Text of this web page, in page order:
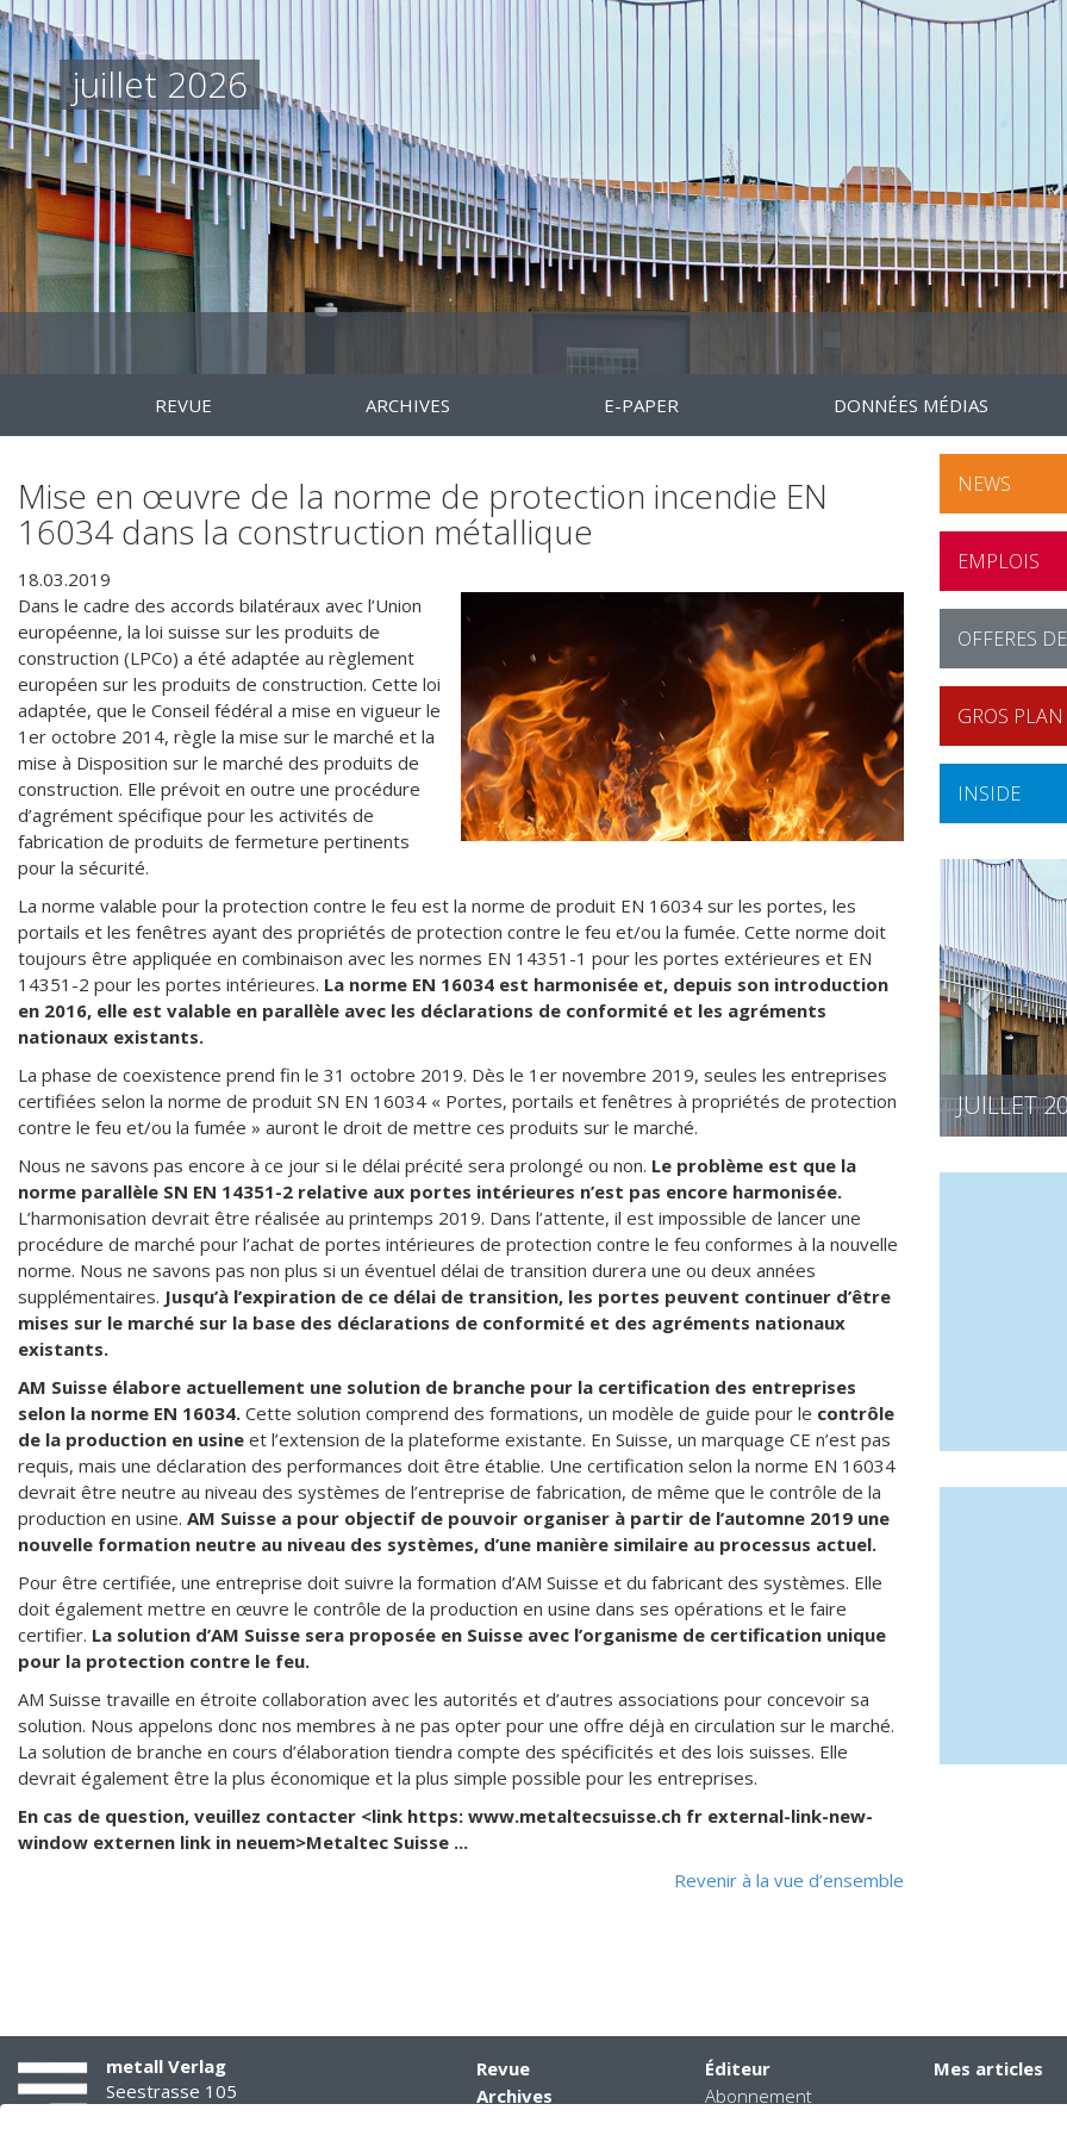
juillet 2026
REVUE ARCHIVES E-PAPER DONNÉES MÉDIAS
Mise en œuvre de la norme de protection incendie EN
16034 dans la construction métallique
18.03.2019
Dans le cadre des accords bilatéraux avec l’Union
européenne, la loi suisse sur les produits de
construction (LPCo) a été adaptée au règlement
européen sur les produits de construction. Cette loi
adaptée, que le Conseil fédéral a mise en vigueur le
1er octobre 2014, règle la mise sur le marché et la
mise à Disposition sur le marché des produits de
construction. Elle prévoit en outre une procédure
d’agrément spécifique pour les activités de
fabrication de produits de fermeture pertinents
pour la sécurité.
La norme valable pour la protection contre le feu est la norme de produit EN 16034 sur les portes, les
portails et les fenêtres ayant des propriétés de protection contre le feu et/ou la fumée. Cette norme doit
toujours être appliquée en combinaison avec les normes EN 14351-1 pour les portes extérieures et EN
14351-2 pour les portes intérieures. La norme EN 16034 est harmonisée et, depuis son introduction
en 2016, elle est valable en parallèle avec les déclarations de conformité et les agréments
nationaux existants.
La phase de coexistence prend fin le 31 octobre 2019. Dès le 1er novembre 2019, seules les entreprises
certifiées selon la norme de produit SN EN 16034 « Portes, portails et fenêtres à propriétés de protection
contre le feu et/ou la fumée » auront le droit de mettre ces produits sur le marché.
Nous ne savons pas encore à ce jour si le délai précité sera prolongé ou non. Le problème est que la
norme parallèle SN EN 14351-2 relative aux portes intérieures n’est pas encore harmonisée.
L’harmonisation devrait être réalisée au printemps 2019. Dans l’attente, il est impossible de lancer une
procédure de marché pour l’achat de portes intérieures de protection contre le feu conformes à la nouvelle
norme. Nous ne savons pas non plus si un éventuel délai de transition durera une ou deux années
supplémentaires. Jusqu’à l’expiration de ce délai de transition, les portes peuvent continuer d’être
mises sur le marché sur la base des déclarations de conformité et des agréments nationaux
existants.
AM Suisse élabore actuellement une solution de branche pour la certification des entreprises
selon la norme EN 16034. Cette solution comprend des formations, un modèle de guide pour le contrôle
de la production en usine et l’extension de la plateforme existante. En Suisse, un marquage CE n’est pas
requis, mais une déclaration des performances doit être établie. Une certification selon la norme EN 16034
devrait être neutre au niveau des systèmes de l’entreprise de fabrication, de même que le contrôle de la
production en usine. AM Suisse a pour objectif de pouvoir organiser à partir de l’automne 2019 une
nouvelle formation neutre au niveau des systèmes, d’une manière similaire au processus actuel.
Pour être certifiée, une entreprise doit suivre la formation d’AM Suisse et du fabricant des systèmes. Elle
doit également mettre en œuvre le contrôle de la production en usine dans ses opérations et le faire
certifier. La solution d’AM Suisse sera proposée en Suisse avec l’organisme de certification unique
pour la protection contre le feu.
AM Suisse travaille en étroite collaboration avec les autorités et d’autres associations pour concevoir sa
solution. Nous appelons donc nos membres à ne pas opter pour une offre déjà en circulation sur le marché.
La solution de branche en cours d’élaboration tiendra compte des spécificités et des lois suisses. Elle
devrait également être la plus économique et la plus simple possible pour les entreprises.
En cas de question, veuillez contacter <link https: www.metaltecsuisse.ch fr external-link-new-
window externen link in neuem>Metaltec Suisse ...
Revenir à la vue d’ensemble
NEWS
EMPLOIS
OFFERES
GROS
INSIDE
JUILLET
metall Verlag
Seestrasse 105
Revue
Archives
Éditeur
Abonnement
Mes articles